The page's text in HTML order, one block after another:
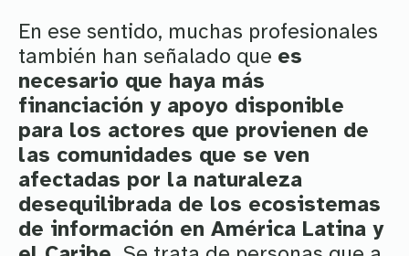
En ese sentido, muchas profesionales
también han señalado que es
necesario que haya más
financiación y apoyo disponible
para los actores que provienen de
las comunidades que se ven
afectadas por la naturaleza
desequilibrada de los ecosistemas
de información en América Latina y